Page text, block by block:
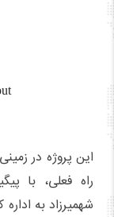
راه فعلی، با
شهمیرزاد به